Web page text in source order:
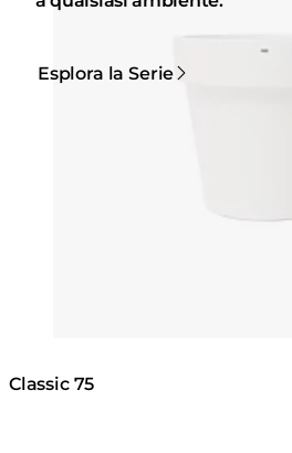
Esplora la Serie
Classic 75